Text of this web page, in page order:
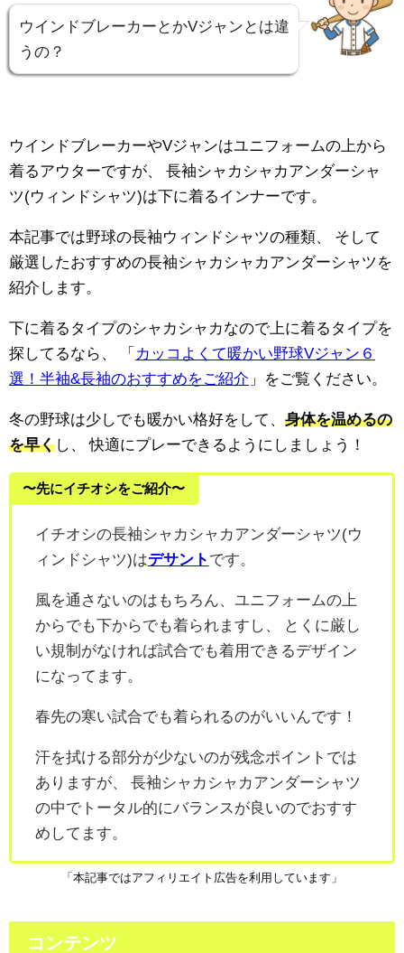
ウインドブレーカーとかVジャンとは違
うの？
ウインドブレーカーやVジャンはユニフォームの上から
着るアウターですが、
長袖シャカシャカアンダーシャ
ツ(ウィンドシャツ)は下に着るインナーです。
本記事では野球の長袖ウィンドシャツの種類、
そして
厳選したおすすめの長袖シャカシャカアンダーシャツを
紹介します。
下に着るタイプのシャカシャカなので上に着るタイプを
探してるなら、
「 カッコよくて暖かい野球Vジャン６
選！半袖&長袖のおすすめをご紹介 」をご覧ください。
冬の野球は少しでも暖かい格好をして、 身体を温めるの
を早くし、 快適にプレーできるようにしましょう！
〜先にイチオシをご紹介〜
イチオシの長袖シャカシャカアンダーシャツ(ウ
ィンドシャツ)はデサント です。
風を通さないのはもちろん、ユニフォームの上
からでも下からでも着られますし、
とくに厳し
い規制がなければ試合でも着用できるデザイン
になってます。
春先の寒い試合でも着られるのがいいんです！
汗を拭ける部分が少ないのが残念ポイントでは
ありますが、
長袖シャカシャカアンダーシャツ
の中でトータル的にバランスが良いのでおすす
めしてます。
「本記事ではアフィリエイト広告を利用しています」
コンテンツ